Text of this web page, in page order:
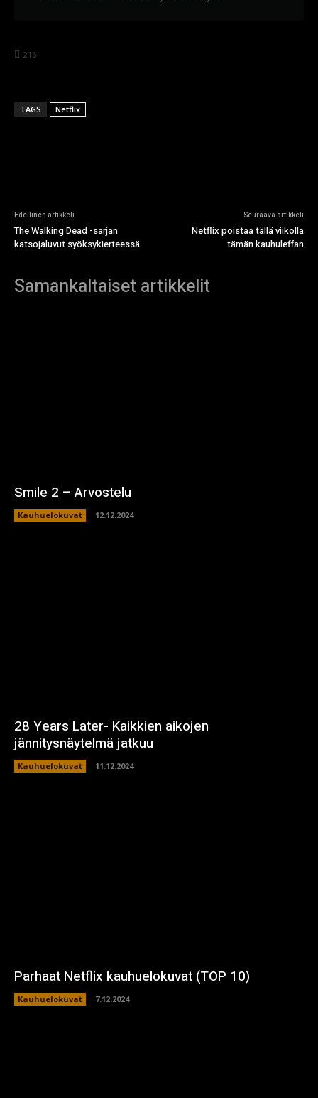
216
TAGS Netflix
Edellinen artikkeli
The Walking Dead -sarjan
katsojaluvut syöksykierteessä
Seuraava artikkeli
Netflix poistaa tällä viikolla
tämän kauhuleffan
Samankaltaiset artikkelit
Smile 2 – Arvostelu
Kauhuelokuvat 12.12.2024
28 Years Later- Kaikkien aikojen
jännitysnäytelmä jatkuu
Kauhuelokuvat 11.12.2024
Parhaat Netflix kauhuelokuvat (TOP 10)
Kauhuelokuvat 7.12.2024